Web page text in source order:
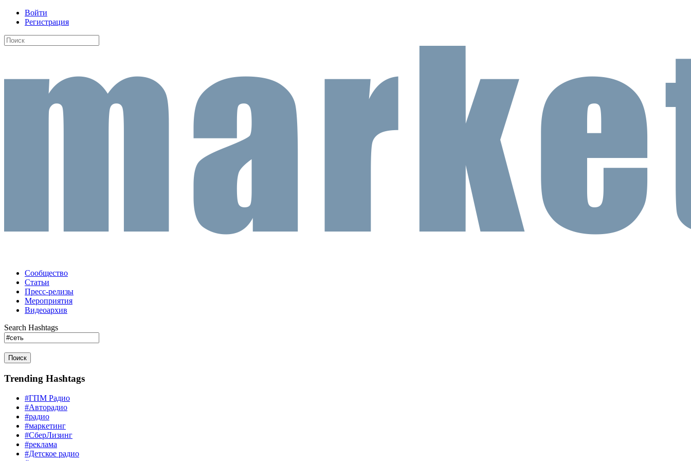
Войти
Регистрация
Сообщество
Статьи
Пресс-релизы
Мероприятия
Видеоархив
Search Hashtags
Поиск
Trending Hashtags
#ГПМ Радио
#Авторадио
#радио
#маркетинг
#СберЛизинг
#реклама
#Детское радио